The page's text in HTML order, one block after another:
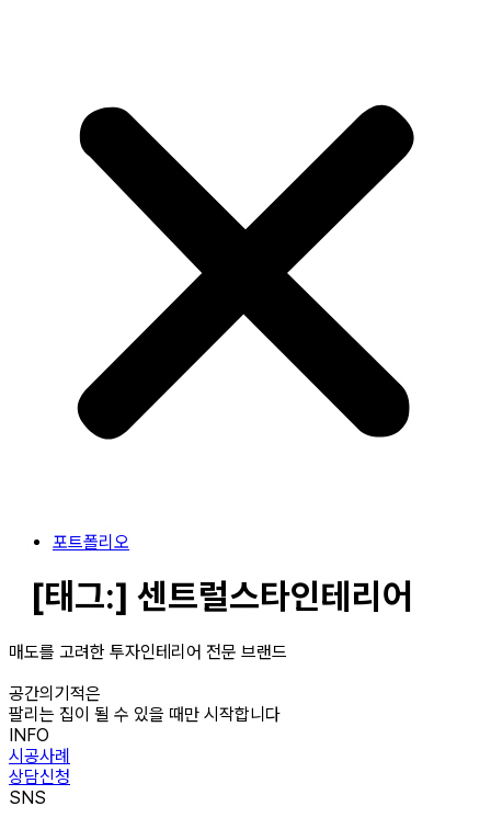
포트폴리오
[태그:] 센트럴스타인테리어
매도를 고려한 투자인테리어 전문 브랜드
공간의기적은
팔리는 집이 될 수 있을 때만 시작합니다
INFO
시공사례
상담신청
SNS